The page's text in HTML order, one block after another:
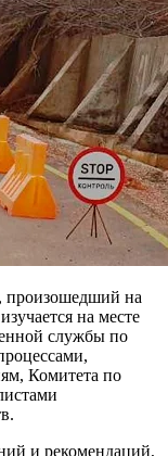
произошедший на
на месте
службы по
Комитета по
и рекомендаций,